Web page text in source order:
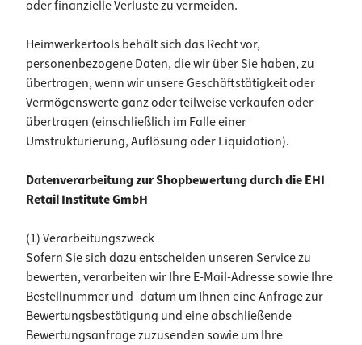
oder finanzielle Verluste zu vermeiden.
Heimwerkertools behält sich das Recht vor,
personenbezogene Daten, die wir über Sie haben, zu
übertragen, wenn wir unsere Geschäftstätigkeit oder
Vermögenswerte ganz oder teilweise verkaufen oder
übertragen (einschließlich im Falle einer
Umstrukturierung, Auflösung oder Liquidation).
Datenverarbeitung zur Shopbewertung durch die EHI
Retail Institute GmbH
(1) Verarbeitungszweck
Sofern Sie sich dazu entscheiden unseren Service zu
bewerten, verarbeiten wir Ihre E-Mail-Adresse sowie Ihre
Bestellnummer und -datum um Ihnen eine Anfrage zur
Bewertungsbestätigung und eine abschließende
Bewertungsanfrage zuzusenden sowie um Ihre